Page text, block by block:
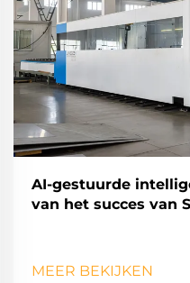
AI-gestuurde
van het succes van
MEER BEKIJKEN